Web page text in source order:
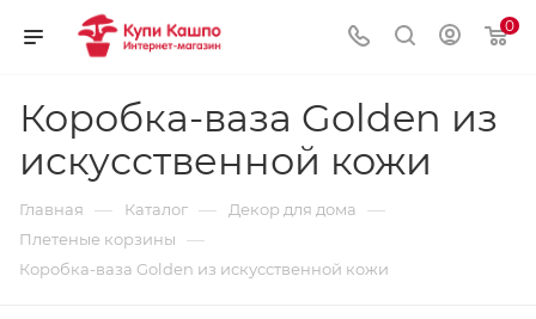
0
Коробка-ваза Golden из
искусственной кожи
Главная — Каталог — Декор для дома —
Плетеные корзины —
Коробка-ваза Golden из искусственной кожи